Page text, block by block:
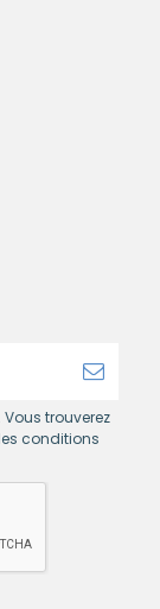
trouverez
conditions